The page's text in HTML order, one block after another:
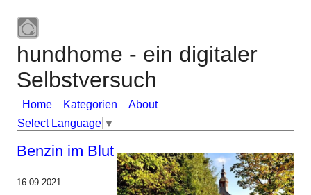
hundhome - ein digitaler
Selbstversuch
Home Kategorien
About
Select Language ▼
Benzin im Blut
16.09.2021